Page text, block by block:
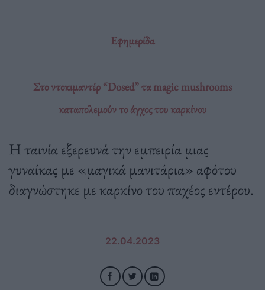
Εφημερίδα
Στο ντοκιμαντέρ “Dosed” τα magic mushrooms
καταπολεμούν το άγχος του καρκίνου
Η ταινία εξερευνά την εμπειρία μιας
γυναίκας με «μαγικά μανιτάρια» αφότου
διαγνώστηκε με καρκίνο του παχέος εντέρου.
22.04.2023